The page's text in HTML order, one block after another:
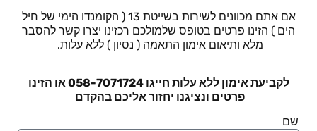
אם אתם מכוונים לשירות בשייטת 13 ( הקומנדו הימי של חיל
הים ) הזינו פרטים בטופס שלמולכם רכזינו יצרו קשר להסבר
מלא ותיאום אימון התאמה ( נסיון ) ללא עלות.
לקביעת אימון ללא עלות חייגו 058-7071724 או הזינו
פרטים ונציגנו יחזור אליכם בהקדם
שם